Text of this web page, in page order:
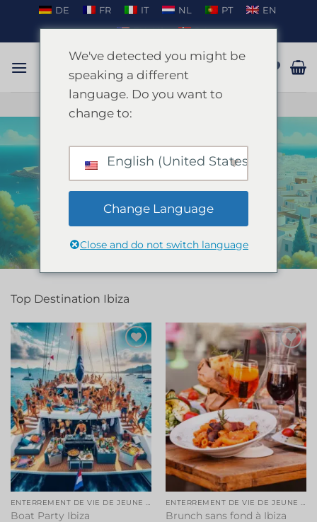
contenu
DE FR IT NL PT
EN
EN_US
DA
PARLER SUR WHATSAPP
ACCUEIL / IBIZA
FILTRER
Top Destination Ibiza
Ajouter
à la liste
de
souhaits
ENTERREMENT DE VIE DE JEUNE FILLE À IBIZA
Boat Party Ibiza
Ajouter
à la liste
de
souhaits
ENTERREMENT DE VIE DE JEUNE FILLE À IBIZA
Brunch sans fond à Ibiza
We've detected you might be
speaking a different
language. Do you want to
change to:
English (United States)
Change Language
Close and do not switch language